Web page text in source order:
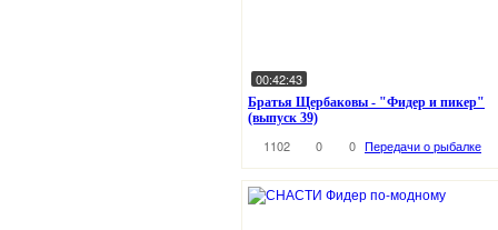
00:42:43
Братья Щербаковы - "Фидер и пикер"
(выпуск 39)
1102 0 0 Передачи о рыбалке